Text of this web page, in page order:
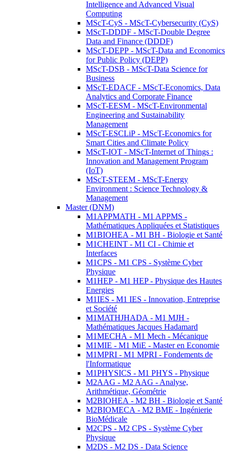
Intelligence and Advanced Visual
Computing
MScT-CyS - MScT-Cybersecurity (CyS)
MScT-DDDF - MScT-Double Degree
Data and Finance (DDDF)
MScT-DEPP - MScT-Data and Economics
for Public Policy (DEPP)
MScT-DSB - MScT-Data Science for
Business
MScT-EDACF - MScT-Economics, Data
Analytics and Corporate Finance
MScT-EESM - MScT-Environmental
Engineering and Sustainability
Management
MScT-ESCLiP - MScT-Economics for
Smart Cities and Climate Policy
MScT-IOT - MScT-Internet of Things :
Innovation and Management Program
(IoT)
MScT-STEEM - MScT-Energy
Environment : Science Technology &
Management
Master (DNM)
M1APPMATH - M1 APPMS -
Mathématiques Appliquées et Statistiques
M1BIOHEA - M1 BH - Biologie et Santé
M1CHEINT - M1 CI - Chimie et
Interfaces
M1CPS - M1 CPS - Système Cyber
Physique
M1HEP - M1 HEP - Physique des Hautes
Energies
M1IES - M1 IES - Innovation, Entreprise
et Société
M1MATHJHADA - M1 MJH -
Mathématiques Jacques Hadamard
M1MECHA - M1 Mech - Mécanique
M1MIE - M1 MiE - Master en Economie
M1MPRI - M1 MPRI - Fondements de
l'Informatique
M1PHYSICS - M1 PHYS - Physique
M2AAG - M2 AAG - Analyse,
Arithmétique, Géométrie
M2BIOHEA - M2 BH - Biologie et Santé
M2BIOMECA - M2 BME - Ingénierie
BioMédicale
M2CPS - M2 CPS - Système Cyber
Physique
M2DS - M2 DS - Data Science